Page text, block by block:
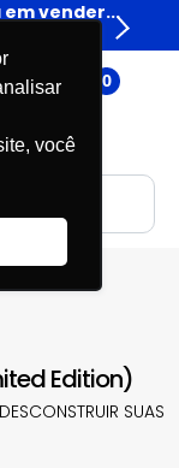
você
vender...
0
Edition)
SUAS